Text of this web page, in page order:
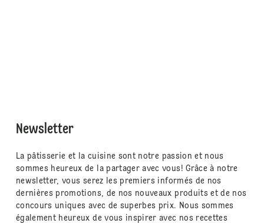
Newsletter
La pâtisserie et la cuisine sont notre passion et nous
sommes heureux de la partager avec vous! Grâce à notre
newsletter, vous serez les premiers informés de nos
dernières promotions, de nos nouveaux produits et de nos
concours uniques avec de superbes prix. Nous sommes
également heureux de vous inspirer avec nos recettes